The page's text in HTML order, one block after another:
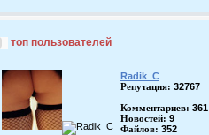
топ пользователей
Radik_C
Репутация: 32767
Комментариев: 361
Новостей: 9
Файлов: 352